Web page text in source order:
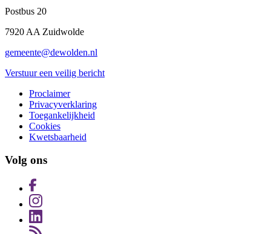
Postbus 20
7920 AA Zuidwolde
gemeente@dewolden.nl
Verstuur een veilig bericht
Proclaimer
Privacyverklaring
Toegankelijkheid
Cookies
Kwetsbaarheid
Volg ons